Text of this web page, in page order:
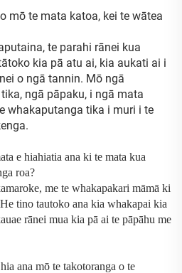
mō te mata katoa, kei te wātea
te parahi rānei kua
kia pā atu ai, kia aukati ai i
o ngā tannin. Mō ngā
ngā pāpaku, i ngā mata
whakaputanga tika i muri i te
e hiahiatia ana ki te mata kua
roa?
me te whakapakari māmā ki
tino tautoko ana kia whakapai kia
rānei mua kia pā ai te pāpāhu me
ana mō te takotoranga o te